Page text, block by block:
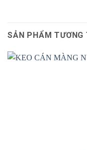
SẢN PHẨM TƯƠNG